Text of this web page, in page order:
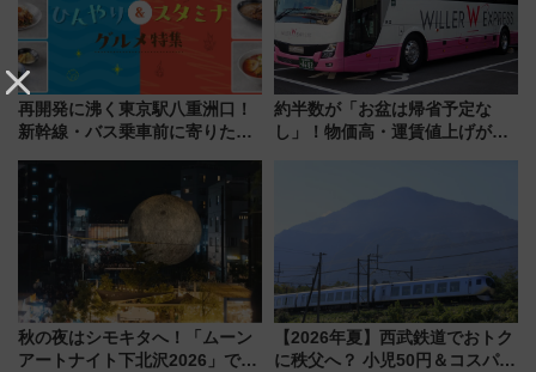
再開発に沸く東京駅八重洲口！
新幹線・バス乗車前に寄りたい
やり＆スタミナグルメ」6選【新
店舗も！】
約半数が「お盆は帰省予定な
し」！物価高・運賃値上げが財
秋の夜はシモキタへ！「ムーン
アートナイト下北沢2026」でイ
【2026年夏】西武鉄道でおトク
に秩父へ？ 小児50円＆コスパ最